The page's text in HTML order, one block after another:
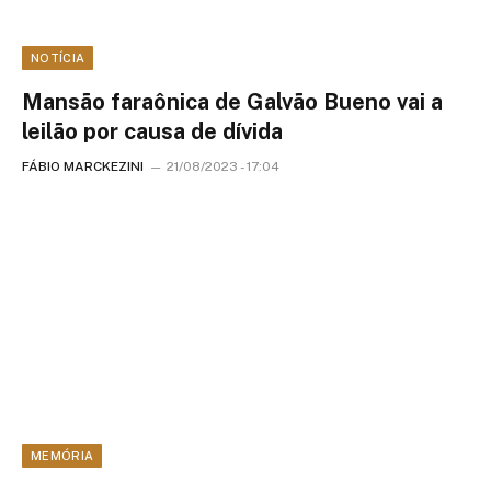
NOTÍCIA
Mansão faraônica de Galvão Bueno vai a
leilão por causa de dívida
FÁBIO MARCKEZINI 21/08/2023 - 17:04
MEMÓRIA